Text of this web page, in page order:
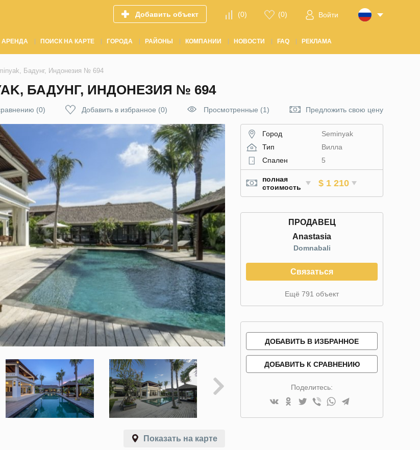
Добавить объект (0) (0) Войти
АРЕНДА ПОИСК НА КАРТЕ ГОРОДА РАЙОНЫ КОМПАНИИ НОВОСТИ FAQ РЕКЛАМА
Бадунг, Индонезия № 694
БАДУНГ, ИНДОНЕЗИЯ № 694
(0) Добавить в избранное (0) Просмотренные (1) Предложить свою цену
Показать на карте
Город
Seminyak
Тип
Вилла
Спален
5
полная
стоимость
$ 1 210
ПРОДАВЕЦ
Anastasia
Domnabali
Связаться
Ещё 791 объект
ДОБАВИТЬ В ИЗБРАННОЕ
ДОБАВИТЬ К СРАВНЕНИЮ
Поделитесь: